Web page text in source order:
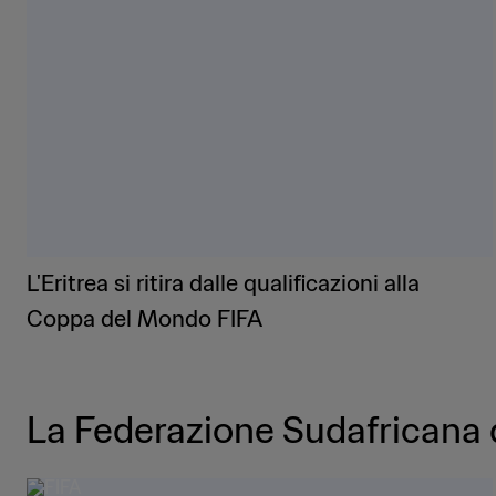
L'Eritrea si ritira dalle qualificazioni alla
Coppa del Mondo FIFA
La Federazione